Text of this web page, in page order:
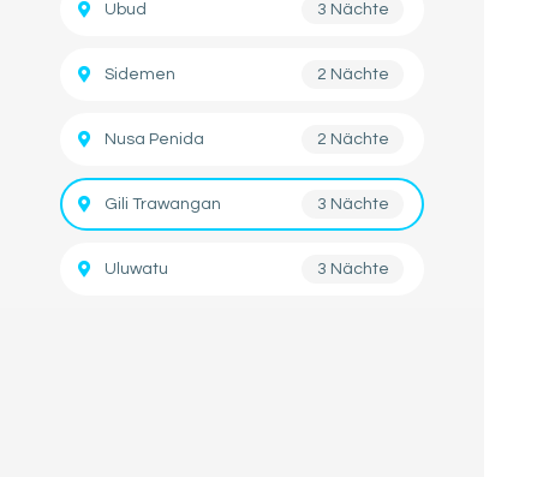
Ubud 3 Nächte
Sidemen 2 Nächte
Nusa Penida 2 Nächte
Gili Trawangan 3 Nächte
Uluwatu 3 Nächte